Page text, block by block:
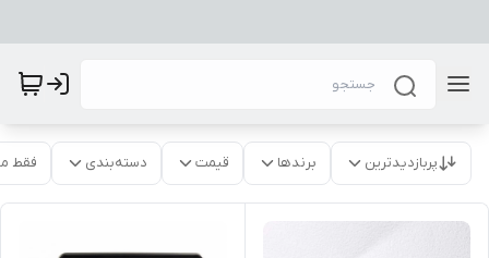
پربازدیدترین برندها قیمت دسته‌بندی فقط